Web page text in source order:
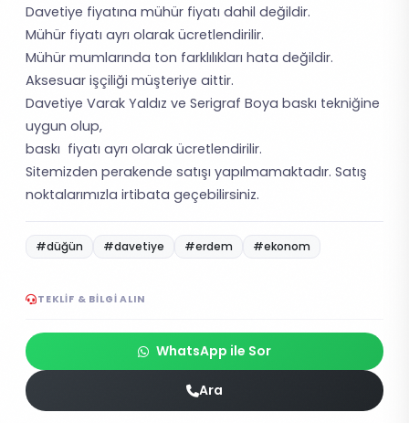
Davetiye fiyatına mühür fiyatı dahil değildir.
Mühür fiyatı ayrı olarak ücretlendirilir.
Mühür mumlarında ton farklılıkları hata değildir.
Aksesuar işçiliği müşteriye aittir.
Davetiye Varak Yaldız ve Serigraf Boya baskı tekniğine
uygun olup,
baskı fiyatı ayrı olarak ücretlendirilir.
Sitemizden perakende satışı yapılmamaktadır. Satış
noktalarımızla irtibata geçebilirsiniz.
#düğün #davetiye #erdem #ekonom
TEKLIF & BILGI ALIN
WhatsApp ile Sor
Ara